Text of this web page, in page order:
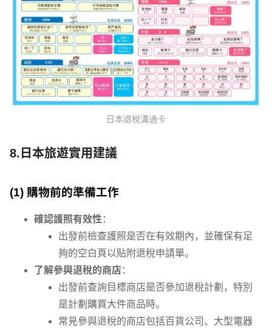
日本退稅溝通卡
8.日本旅遊實用建議
(1) 購物前的準備工作
確認護照有效性 ：
出發前檢查護照是否在有效期內，並確保有足
夠的空白頁以貼附退稅申請單。
了解參與退稅的商店：
出發前查詢目標商店是否參加退稅計劃，特別
是計劃購買大件商品時。
常見參與退稅的商店包括百貨公司、大型電器